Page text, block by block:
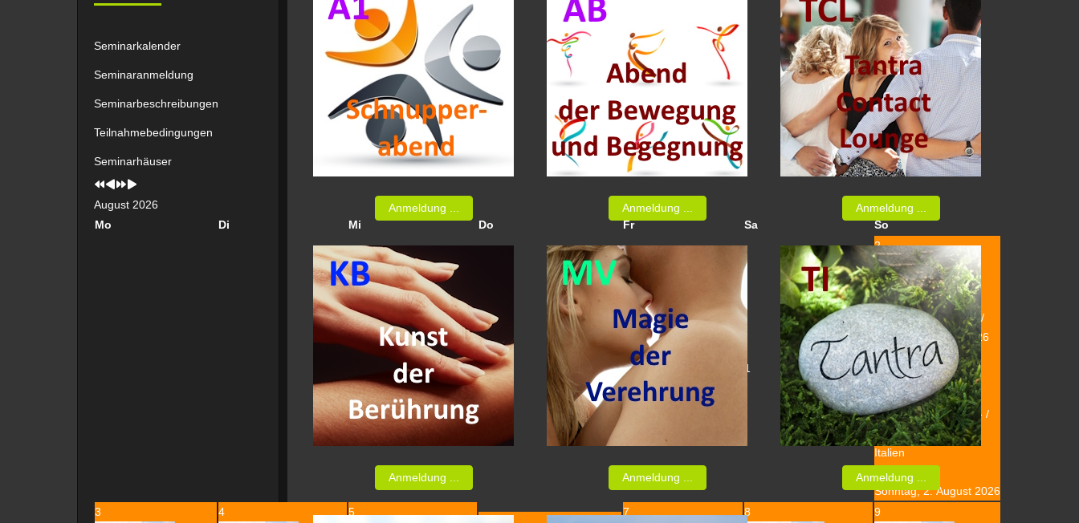
Seminarkalender
Seminaranmeldung
Seminarbeschreibungen
Teilnahmebedingungen
Seminarhäuser
Vorheriges
Vorheriger
Nächstes
Nächstes
August 2026
Mo
Di Mi Do Fr Sa So
1
2
TS - Tantra Sommer /
Urlaubs-Seminar 2026
17:00
Centro d'Ompio,
Pratolungo , Italien
Tantrisches Sommer- /
Urlaubs-Seminar in
Italien
Datum :
Sonntag, 2. August 2026
3
4 5 7 8 9
Anmeldung ... Anmeldung ... Anmeldung ...
Anmeldung ... Anmeldung ... Anmeldung ...